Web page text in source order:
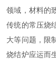
领域，材料的
传统的常压烧
大等问题，限
烧结炉应运而